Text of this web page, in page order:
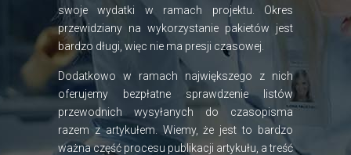
swoje wydatki w ramach projektu. Okres
przewidziany na wykorzystanie pakietów jest
bardzo długi, więc nie ma presji czasowej.
Dodatkowo w ramach największego z nich
oferujemy bezpłatne sprawdzenie listów
przewodnich wysyłanych do czasopisma
razem z artykułem. Wiemy, że jest to bardzo
ważna część procesu publikacji artykułu, a treść